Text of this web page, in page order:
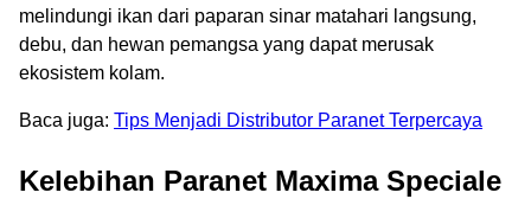
melindungi ikan dari paparan sinar matahari langsung,
debu, dan hewan pemangsa yang dapat merusak
ekosistem kolam.
Baca juga: Tips Menjadi Distributor Paranet Terpercaya
Kelebihan Paranet Maxima Speciale